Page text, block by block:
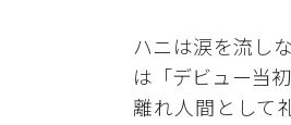
ハニは涙を流し
は「デビュー当
離れ人間として